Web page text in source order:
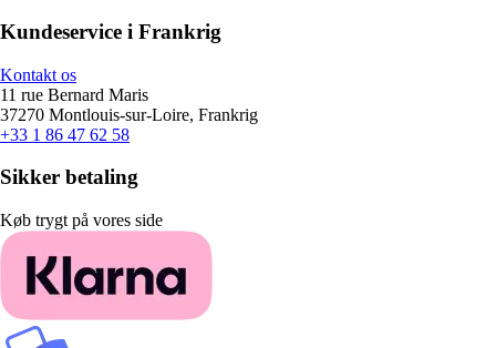
Kundeservice i Frankrig
Kontakt os
11 rue Bernard Maris
37270 Montlouis-sur-Loire, Frankrig
+33 1 86 47 62 58
Sikker betaling
Køb trygt på vores side